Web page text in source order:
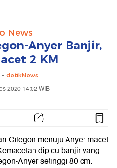
News
Anyer Banjir,
2 KM
- detikNews
2020 14:02 WIB
Cilegon menuju Anyer macet
dipicu banjir yang
Anyer setinggi 80 cm.